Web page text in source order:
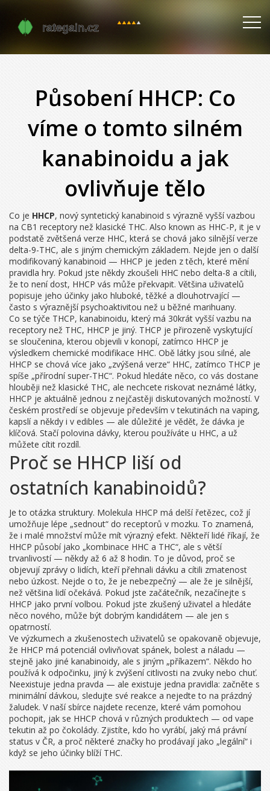
Působení HHCP: Co
víme o tomto silném
kanabinoidu a jak
ovlivňuje tělo
Co je HHCP, nový syntetický kanabinoid s výrazně vyšší vazbou
na CB1 receptory než klasické THC. Also known as HHC-P, it je v
podstatě zvětšená verze HHC, která se chová jako silnější verze
delta-9-THC, ale s jiným chemickým základem. Nejde jen o další
modifikovaný kanabinoid — HHCP je jeden z těch, které mění
pravidla hry. Pokud jste někdy zkoušeli HHC nebo delta-8 a cítili,
že to není dost, HHCP vás může překvapit. Většina uživatelů
popisuje jeho účinky jako hluboké, těžké a dlouhotrvající —
často s výraznější psychoaktivitou než u běžné marihuany.
Co se týče THCP, kanabinoidu, který má 30krát vyšší vazbu na
receptory než THC, HHCP je jiný. THCP je přirozeně vyskytující
se sloučenina, kterou objevili v konopí, zatímco HHCP je
výsledkem chemické modifikace HHC. Obě látky jsou silné, ale
HHCP se chová více jako „zvýšená verze“ HHC, zatímco THCP je
spíše „přírodní super-THC“. Pokud hledáte něco, co vás dostane
hlouběji než klasické THC, ale nechcete riskovat neznámé látky,
HHCP je aktuálně jednou z nejčastěji diskutovaných možností. V
českém prostředí se objevuje především v tekutinách na vaping,
kapslí a někdy i v edibles — ale důležité je vědět, že dávka je
klíčová. Stačí polovina dávky, kterou používáte u HHC, a už
můžete cítit rozdíl.
Proč se HHCP liší od
ostatních kanabinoidů?
Je to otázka struktury. Molekula HHCP má delší řetězec, což jí
umožňuje lépe „sednout“ do receptorů v mozku. To znamená,
že i malé množství může mít výrazný efekt. Někteří lidé říkají, že
HHCP působí jako „kombinace HHC a THC“, ale s větší
trvanlivostí — někdy až 6 až 8 hodin. To je důvod, proč se
objevují zprávy o lidích, kteří přehnali dávku a cítili zmatenost
nebo úzkost. Nejde o to, že je nebezpečný — ale že je silnější,
než většina lidí očekává. Pokud jste začátečník, nezačínejte s
HHCP jako první volbou. Pokud jste zkušený uživatel a hledáte
něco nového, může být dobrým kandidátem — ale jen s
opatrností.
Ve výzkumech a zkušenostech uživatelů se opakovaně objevuje,
že HHCP má potenciál ovlivňovat spánek, bolest a náladu —
stejně jako jiné kanabinoidy, ale s jiným „příkazem“. Někdo ho
používá k odpočinku, jiný k zvýšení citlivosti na zvuky nebo chuť.
Neexistuje jedna pravda — ale existuje jedna pravidla: začněte s
minimální dávkou, sledujte své reakce a nejedte to na prázdný
žaludek. V naší sbírce najdete recenze, které vám pomohou
pochopit, jak se HHCP chová v různých produktech — od vape
tekutin až po čokolády. Zjistíte, kdo ho vyrábí, jaký má právní
status v ČR, a proč některé značky ho prodávají jako „legální“ i
když se jeho účinky blíží THC.